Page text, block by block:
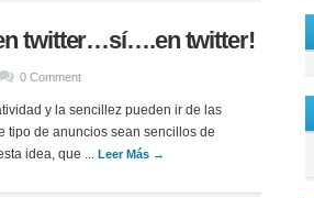
twitter…sí….en twitter!
0 Comment
y la sencillez pueden ir de las
tipo de anuncios sean sencillos de
idea, que ... Leer Más →